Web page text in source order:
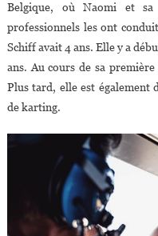
Belgique, où Naomi et sa
professionnels les ont
Schiff avait 4 ans. Elle y a
ans. Au cours de sa
Plus tard, elle est également
de karting.